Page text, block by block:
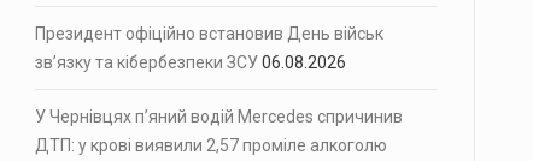
Президент офіційно встановив День військ
зв’язку та кібербезпеки ЗСУ06.08.2026
У Чернівцях п’яний водій Mercedes спричинив
ДТП: у крові виявили 2,57 проміле алкоголю